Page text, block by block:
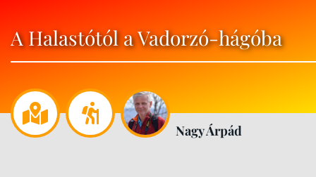
A Halastótól a Vadorzó-hágóba
Nagy Árpád